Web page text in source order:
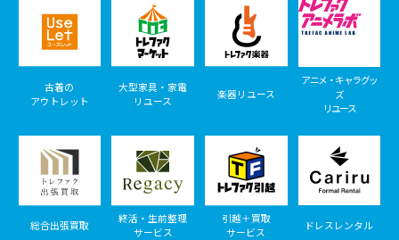
古着の
アウトレット
大型家具・家電
リユース
楽器リユース
アニメ・キャラグッ
ズ
リユース
総合出張買取
終活・生前整理
サービス
引越＋買取
サービス
ドレスレンタル